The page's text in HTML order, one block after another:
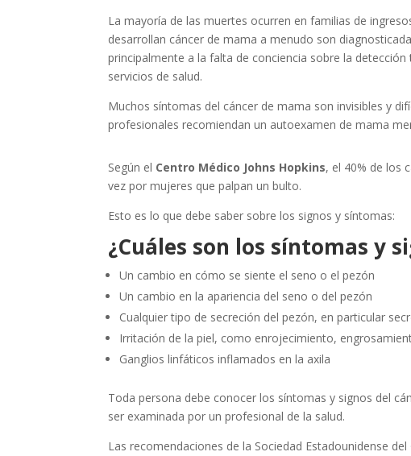
La mayoría de las muertes ocurren en familias de
desarrollan cáncer de mama a menudo son
principalmente a la falta de conciencia sobre la
servicios de salud.
Muchos síntomas del cáncer de mama son invisibles y
profesionales recomiendan un autoexamen de mama
Según el Centro Médico Johns Hopkins, el 40% de los
vez por mujeres que palpan un bulto.
Esto es lo que debe saber sobre los signos y síntomas:
¿Cuáles son los síntomas y
Un cambio en cómo se siente el seno o el pezón
Un cambio en la apariencia del seno o del pezón
Cualquier tipo de secreción del pezón, en particular
Irritación de la piel, como enrojecimiento,
Ganglios linfáticos inflamados en la axila
Toda persona debe conocer los síntomas y signos del
ser examinada por un profesional de la salud.
Las recomendaciones de la Sociedad Estadounidense del